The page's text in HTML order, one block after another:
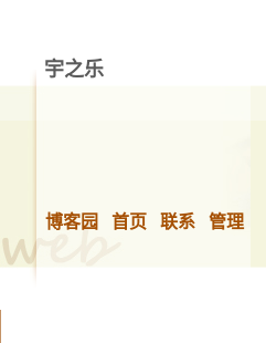
宇之乐
博客园 首页 联系 管理